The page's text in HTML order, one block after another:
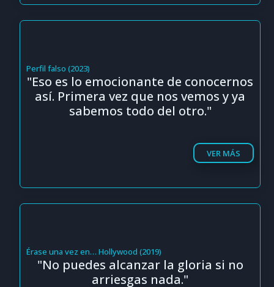
Perfil falso (2023)
"Eso es lo emocionante de conocernos
así. Primera vez que nos vemos y ya
sabemos todo del otro."
VER MÁS
Érase una vez en… Hollywood (2019)
"No puedes alcanzar la gloria si no
arriesgas nada."